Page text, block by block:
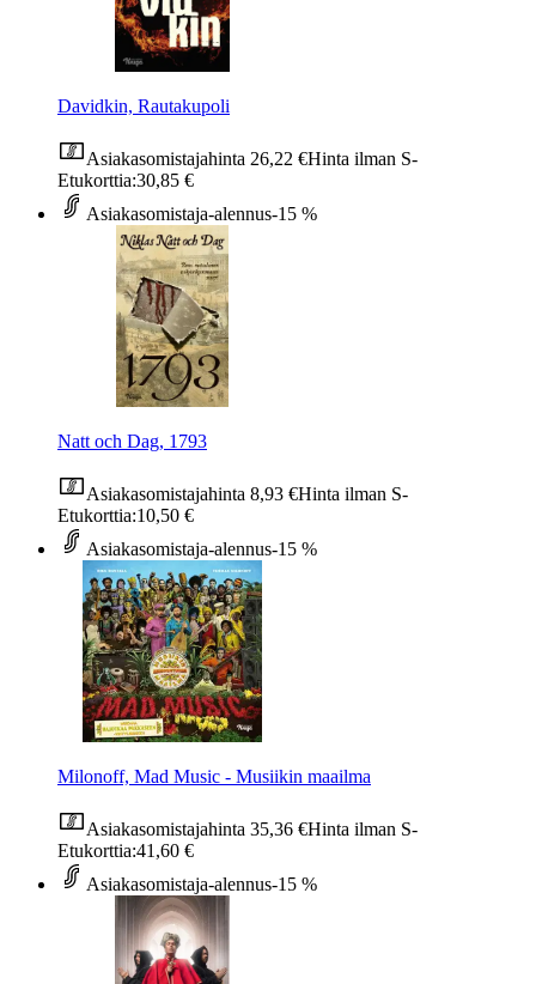
Davidkin, Rautakupoli
Asiakasomistajahinta 26,22 €Hinta ilman S-
Etukorttia:30,85 €
Asiakasomistaja-alennus-15 %
Natt och Dag, 1793
Asiakasomistajahinta 8,93 €Hinta ilman S-
Etukorttia:10,50 €
Asiakasomistaja-alennus-15 %
Milonoff, Mad Music - Musiikin maailma
Asiakasomistajahinta 35,36 €Hinta ilman S-
Etukorttia:41,60 €
Asiakasomistaja-alennus-15 %